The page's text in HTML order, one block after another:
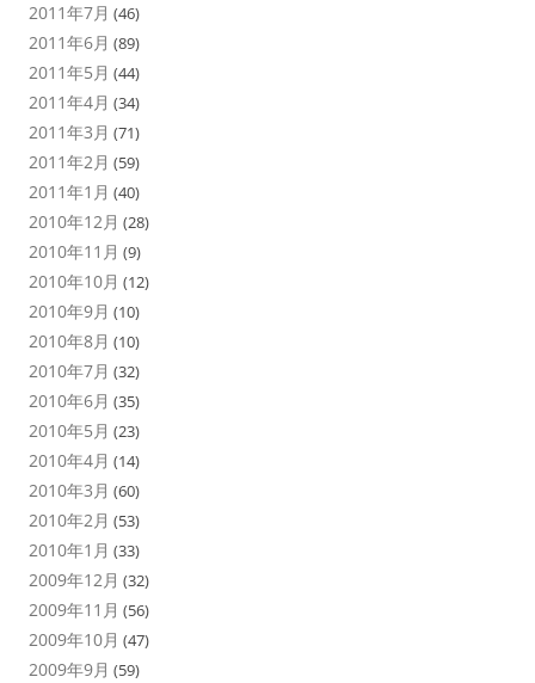
2011年7月 (46)
2011年6月 (89)
2011年5月 (44)
2011年4月 (34)
2011年3月 (71)
2011年2月 (59)
2011年1月 (40)
2010年12月 (28)
2010年11月 (9)
2010年10月 (12)
2010年9月 (10)
2010年8月 (10)
2010年7月 (32)
2010年6月 (35)
2010年5月 (23)
2010年4月 (14)
2010年3月 (60)
2010年2月 (53)
2010年1月 (33)
2009年12月 (32)
2009年11月 (56)
2009年10月 (47)
2009年9月 (59)